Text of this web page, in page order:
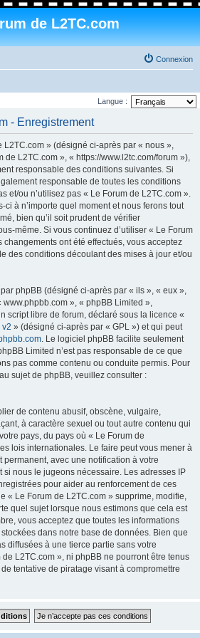
de L2TC.com
Connexion
Langue :
- Enregistrement
L2TC.com » (désigné ci-après par « nous »,
de L2TC.com », « https://www.l2tc.com/forum »),
responsable des conditions suivantes. Si
responsable de toutes les conditions
et/ou n’utilisez pas « Le Forum de L2TC.com ».
ci à n’importe quel moment et nous ferons tout
bien qu’il soit prudent de vérifier
même. Si vous continuez d’utiliser « Le Forum
ont été effectués, vous acceptez
des conditions découlant des mises à jour et/ou
phpBB (désigné ci-après par « ils », « eux »,
», « phpBB Limited »,
script libre de forum, déclaré sous la licence «
v2 » (désigné ci-après par « GPL ») et qui peut
. Le logiciel phpBB facilite seulement
Limited n’est pas responsable de ce que
pas comme contenu ou conduite permis. Pour
sujet de phpBB, veuillez consulter :
de contenu abusif, obscène, vulgaire,
à caractère sexuel ou tout autre contenu qui
pays, du pays où « Le Forum de
lois internationales. Le faire peut vous mener à
avec une notification à votre
si nous le jugeons nécessaire. Les adresses IP
pour aider au renforcement de ces
« Le Forum de L2TC.com » supprime, modifie,
quel sujet lorsque nous estimons que cela est
vous acceptez que toutes les informations
dans notre base de données. Bien que
diffusées à une tierce partie sans votre
L2TC.com », ni phpBB ne pourront être tenus
tentative de piratage visant à compromettre